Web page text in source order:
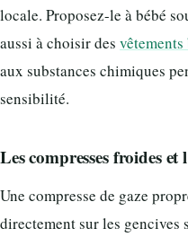
locale. Proposez-le à bébé
aussi à choisir des
aux substances chimiques
sensibilité.
Les compresses froides et
Une compresse de gaze
directement sur les gencives